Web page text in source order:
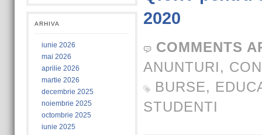
ARHIVA
iunie 2026
mai 2026
aprilie 2026
martie 2026
decembrie 2025
noiembrie 2025
octombrie 2025
iunie 2025
2020
COMMENTS
ANUNTURI,
BURSE,
STUDENTI